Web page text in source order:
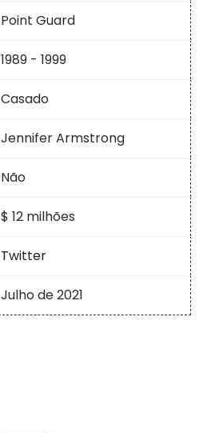
Point Guard
1989 - 1999
Casado
Jennifer Armstrong
Não
$ 12 milhões
Twitter
Julho de 2021